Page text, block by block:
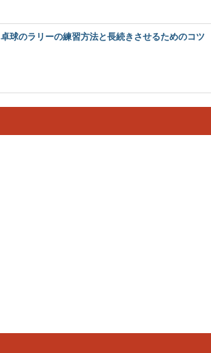
卓球のラリーの練習方法と長続きさせるためのコツ